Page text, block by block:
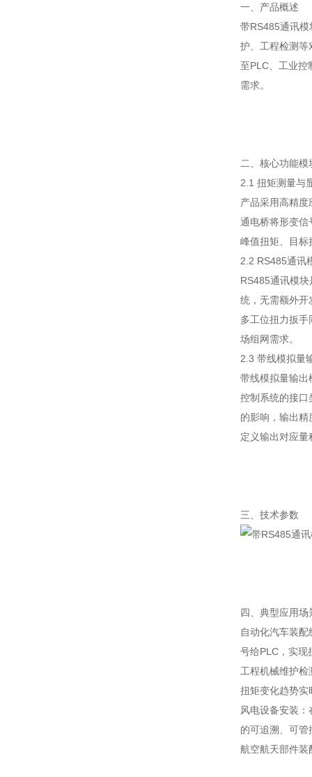
一、产品概述
带RS485通讯
护、工程检测等
至PLC、工业控
需求。
二、核心功能模
2.1 扭矩测量与
产品采用高精
通电桥将形变信
峰值扭矩、目标
2.2 RS485通讯
RS485通讯模
统，无需额外开
多工位扭力扳
场组网需求。
2.3 带线模拟量
带线模拟量输出
控制系统的接口
的影响，输出
定义输出对应
三、技术参数
四、典型应用场
自动化汽车装
号给PLC，实现
工程机械维护检
扭矩变化趋势实
风电设备安装
的可追溯、可管
航空航天部件装